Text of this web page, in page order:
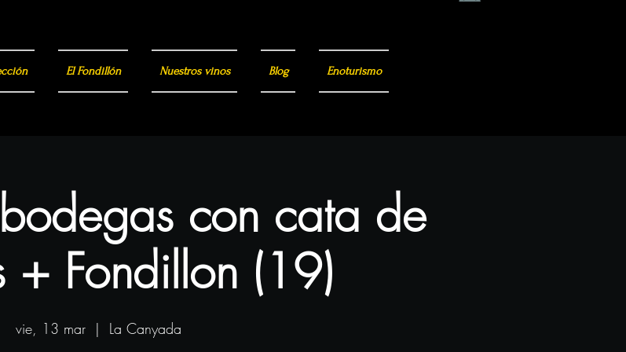
con cata de
+ Fondillon (19)
vie, 13 mar
  |
La Canyada
El Fondillón Nuestros vinos Blog Enoturismo